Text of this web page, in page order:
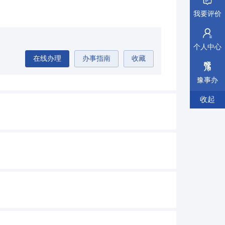
在线办理 办事指南 收藏
我要评价
个人中心
豫事办
收起